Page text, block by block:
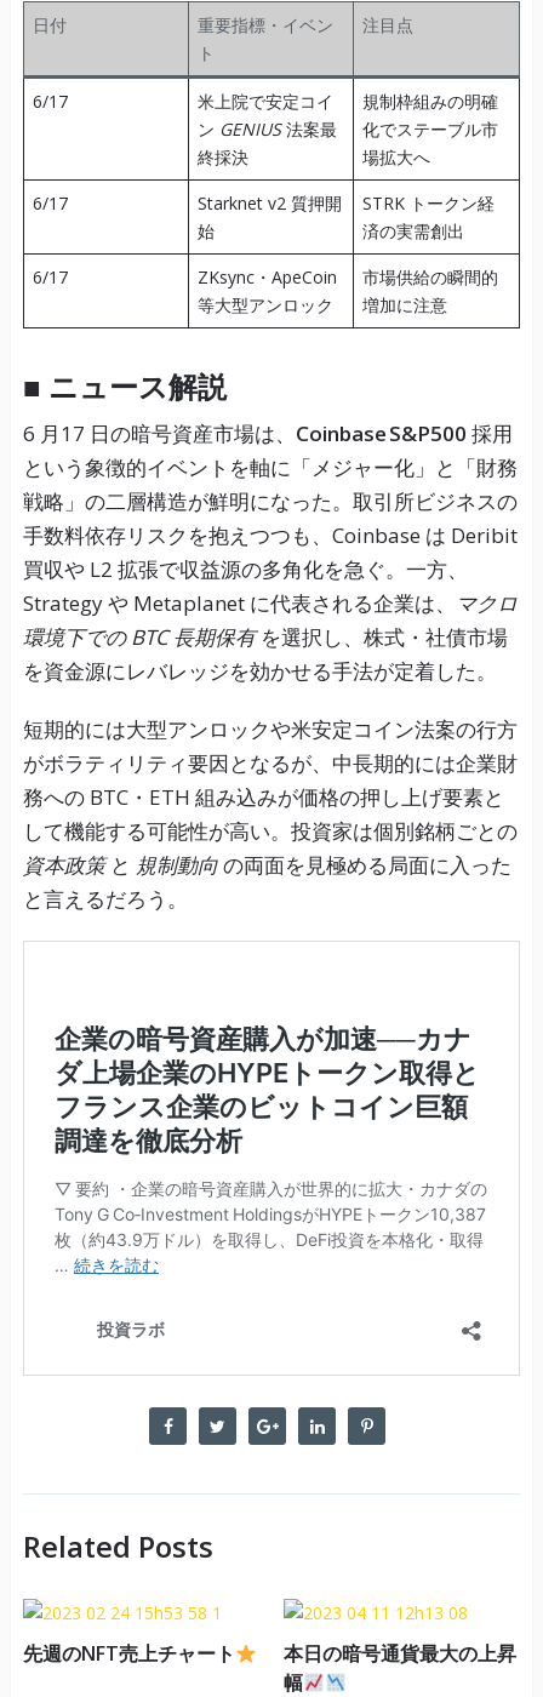
日付
重要指標・イベン
ト
注目点
6/17
米上院で安定コイ
ン GENIUS法案最
終採決
規制枠組みの明確
化でステーブル市
場拡大へ
6/17
Starknet v2 質押開
始
STRK トークン経
済の実需創出
6/17
ZKsync・ApeCoin
等大型アンロック
市場供給の瞬間的
増加に注意
■ ニュース解説
6 月17 日の暗号資産市場は、 Coinbase S&P500 採用
という象徴的イベントを軸に「メジャー化」と「財務
戦略」の二層構造が鮮明になった。取引所ビジネスの
手数料依存リスクを抱えつつも、Coinbase は Deribit
買収や L2 拡張で収益源の多角化を急ぐ。一方、
Strategy や Metaplanet に代表される企業は、
マクロ
環境下での BTC 長期保有を選択し、株式・社債市場
を資金源にレバレッジを効かせる手法が定着した。
短期的には大型アンロックや米安定コイン法案の行方
がボラティリティ要因となるが、中長期的には企業財
務への BTC・ETH 組み込みが価格の押し上げ要素と
して機能する可能性が高い。投資家は個別銘柄ごとの
資本政策と 規制動向の両面を見極める局面に入った
と言えるだろう。
Related Posts
先週のNFT売上チャート
本日の暗号通貨最大の上昇
幅